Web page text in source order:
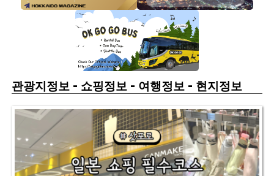
관광지정보- 쇼핑정보- 여행정보- 현지정보